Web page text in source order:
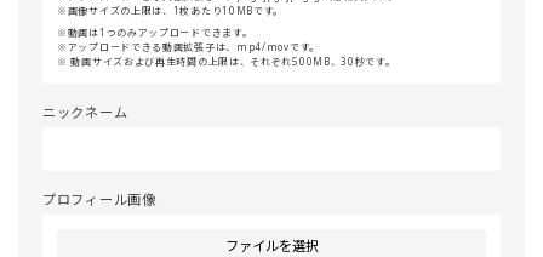
画像サイズの上限は、1枚あたり10MBです。
動画は1つのみアップロードできます。
アップロードできる動画拡張子は、mp4/movです。
動画サイズおよび再生時間の上限は、それぞれ500MB、30秒です。
ニックネーム
プロフィール画像
ファイルを選択